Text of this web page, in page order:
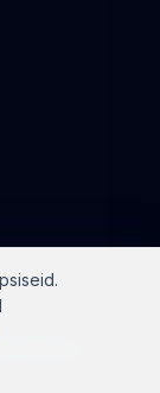
kaitstud.